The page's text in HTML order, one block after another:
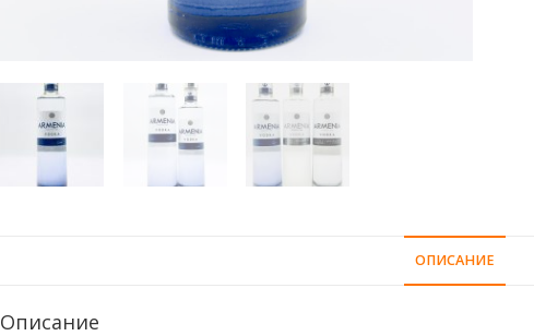
ОПИСАНИЕ
Описание